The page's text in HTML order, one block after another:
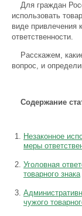
Для граждан
использовать
виде привлечения
ответственности.
Расскажем,
вопрос, и
Содержание
Незаконное
меры
Уголовная
товарного знака
чужого